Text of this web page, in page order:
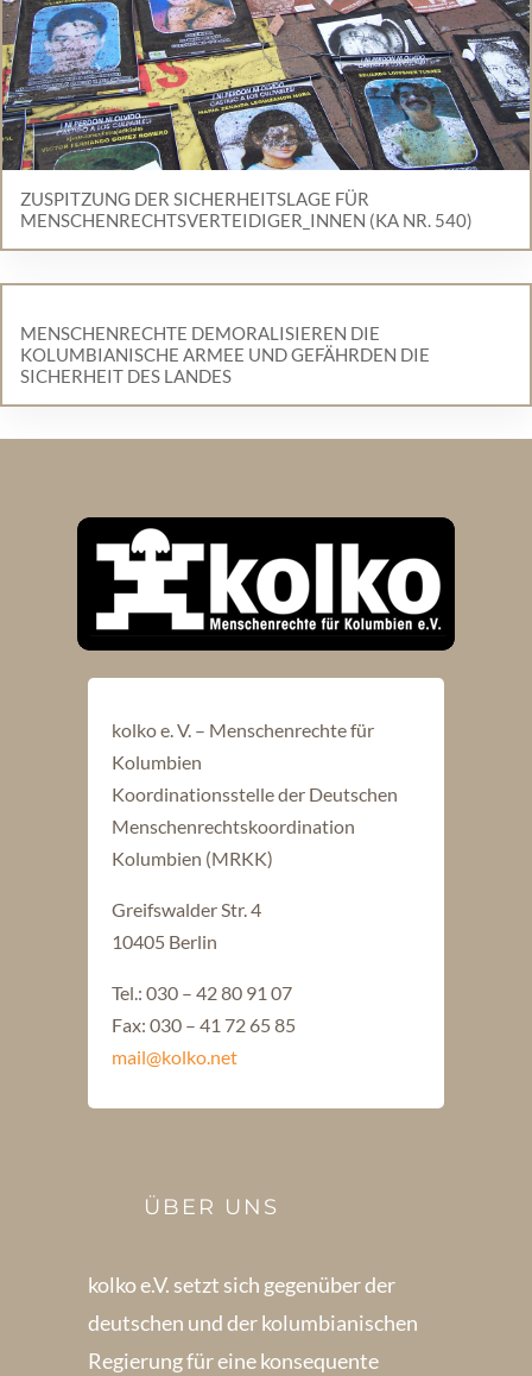
ZUSPITZUNG DER SICHERHEITSLAGE FÜR
MENSCHENRECHTSVERTEIDIGER_INNEN (KA NR. 540)
MENSCHENRECHTE DEMORALISIEREN DIE
KOLUMBIANISCHE ARMEE UND GEFÄHRDEN DIE
SICHERHEIT DES LANDES
kolko e. V. – Menschenrechte für
Kolumbien
Koordinationsstelle der Deutschen
Menschenrechtskoordination
Kolumbien (MRKK)
Greifswalder Str. 4
10405 Berlin
Tel.: 030 – 42 80 91 07
Fax: 030 – 41 72 65 85
mail@kolko.net
ÜBER UNS
kolko e.V. setzt sich gegenüber der
deutschen und der kolumbianischen
Regierung für eine konsequente